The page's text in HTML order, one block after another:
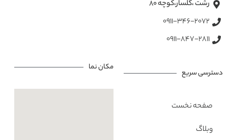
رشت ،گلسار،کوچه ۸۰
0911-346-2072
0911-847-2811
دسترسی سریع
صفحه نخست
وبلاگ
مکان نما